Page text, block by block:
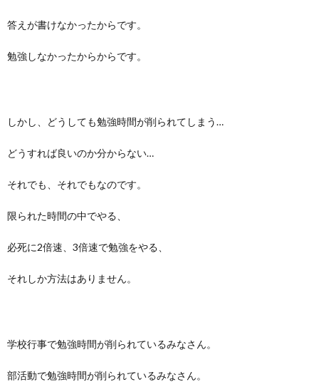
答えが書けなかったからです。
勉強しなかったからからです。
しかし、どうしても勉強時間が削られてしまう…
どうすれば良いのか分からない…
それでも、それでもなのです。
限られた時間の中でやる、
必死に2倍速、3倍速で勉強をやる、
それしか方法はありません。
学校行事で勉強時間が削られているみなさん。
部活動で勉強時間が削られているみなさん。